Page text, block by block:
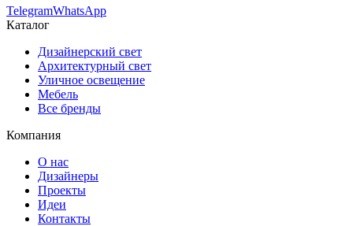
TelegramWhatsApp
Каталог
Дизайнерский свет
Архитектурный свет
Уличное освещение
Мебель
Все бренды
Компания
О нас
Дизайнеры
Проекты
Идеи
Контакты